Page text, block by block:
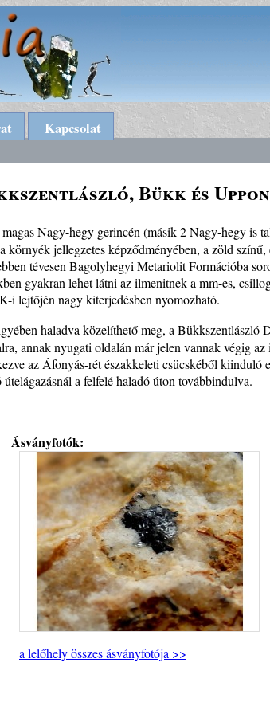
Kapcsolat
Bükk és
Nagy-hegy gerincén (másik 2 Nagy-hegy is
jellegzetes képződményében, a zöld
tévesen Bagolyhegyi Metariolit Formációba
gyakran lehet látni az ilmenitnek a mm-es,
i lejtőjén nagy kiterjedésben nyomozható.
haladva közelíthető meg, a Bükkszentlászló
annak nyugati oldalán már jelen vannak végig
az Áfonyás-rét északkeleti csücskéből kiinduló
a felfelé haladó úton továbbindulva.
Ásványfotók:
a lelőhely összes ásványfotója >>